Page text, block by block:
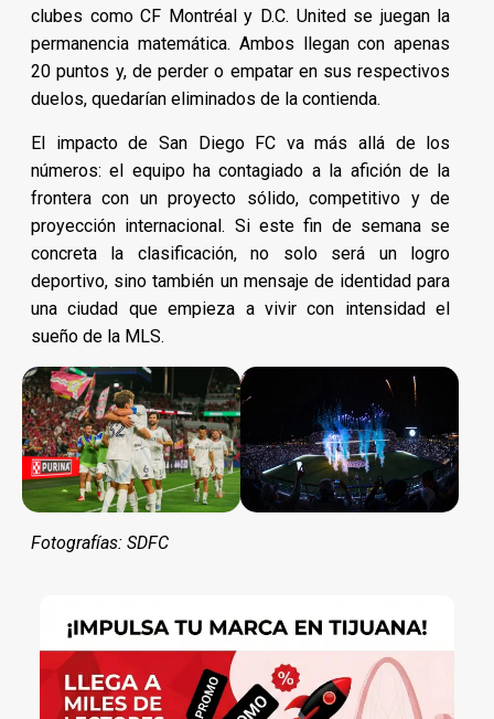
clubes como CF Montréal y D.C. United se juegan la
permanencia matemática. Ambos llegan con apenas
20 puntos y, de perder o empatar en sus respectivos
duelos, quedarían eliminados de la contienda.
El impacto de San Diego FC va más allá de los
números: el equipo ha contagiado a la afición de la
frontera con un proyecto sólido, competitivo y de
proyección internacional. Si este fin de semana se
concreta la clasificación, no solo será un logro
deportivo, sino también un mensaje de identidad para
una ciudad que empieza a vivir con intensidad el
sueño de la MLS.
Fotografías: SDFC